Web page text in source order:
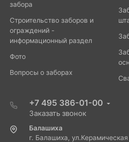
забора
Строительство заборов и
ограждений -
информационный раздел
Фото
Вопросы о заборах
+7 495 386-01-00
Заказать звонок
Балашиха
г. Балашиха,